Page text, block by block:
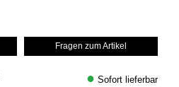
Fragen zum Artikel
● Sofort lieferbar